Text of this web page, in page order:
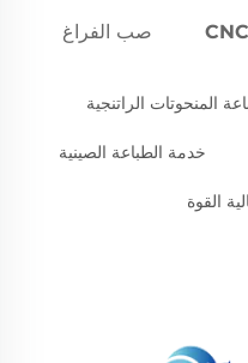
صب الفراغ
المنحوتات الراتنجية
خدمة الطباعة الصينية